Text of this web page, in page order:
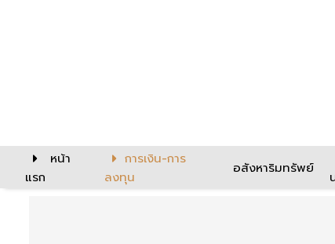
หน้า
แรก
การเงิน-การ
ลงทุน
อสังหาริมทรัพย์